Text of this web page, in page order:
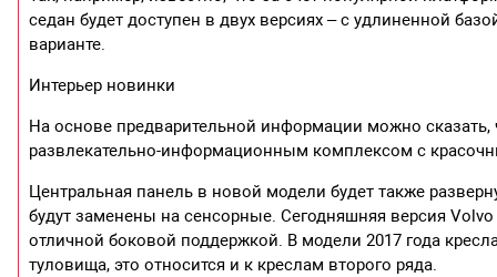
седан будет доступен в двух версиях – с удлиненной
варианте.
Интерьер новинки
На основе предварительной информации можно сказать,
развлекательно-информационным комплексом с
Центральная панель в новой модели будет также
будут заменены на сенсорные. Сегодняшняя версия
отличной боковой поддержкой. В модели 2017 года
туловища, это относится и к креслам второго ряда.